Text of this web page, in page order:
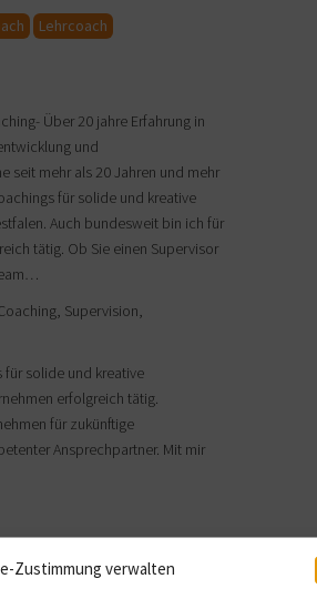
Zustimmung verwalten
Lehrcoach
Über 20 jahre Erfahrung in
und
seit mehr als 20 Jahren und mehr
für solide und kreative
Auch bundesweit bin ich für
tätig. Ob Sie einen Supervisor
Supervision,
für solide und kreative
erfolgreich tätig.
für zukünftige
Ansprechpartner. Mit mir